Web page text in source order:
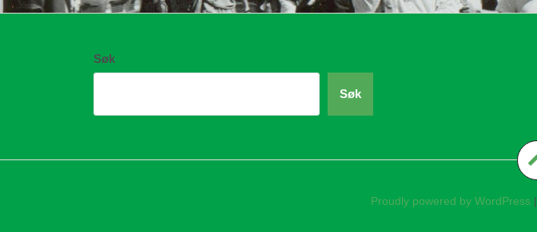
Søk
Søk
Proudly powered by WordPress|